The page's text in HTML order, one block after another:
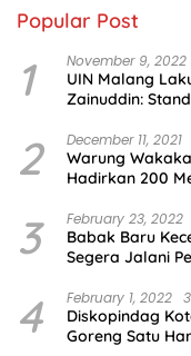
Popular Post
1 November 9, 2022
UIN Malang
Zainuddin:
2 December 11, 2021
Warung
Hadirkan 200
3 February 23, 2022
Babak Baru
Segera Jalani
4 February 1, 2022
Diskopindag
Goreng Satu